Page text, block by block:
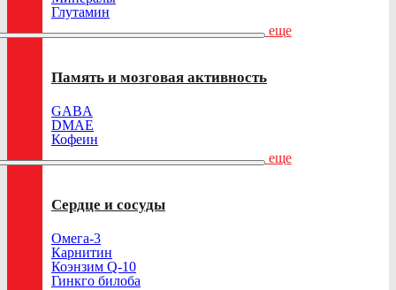
Глутамин
еще
Память и мозговая активность
GABA
DMAE
Кофеин
еще
Сердце и сосуды
Омега-3
Карнитин
Коэнзим Q-10
Гинкго билоба